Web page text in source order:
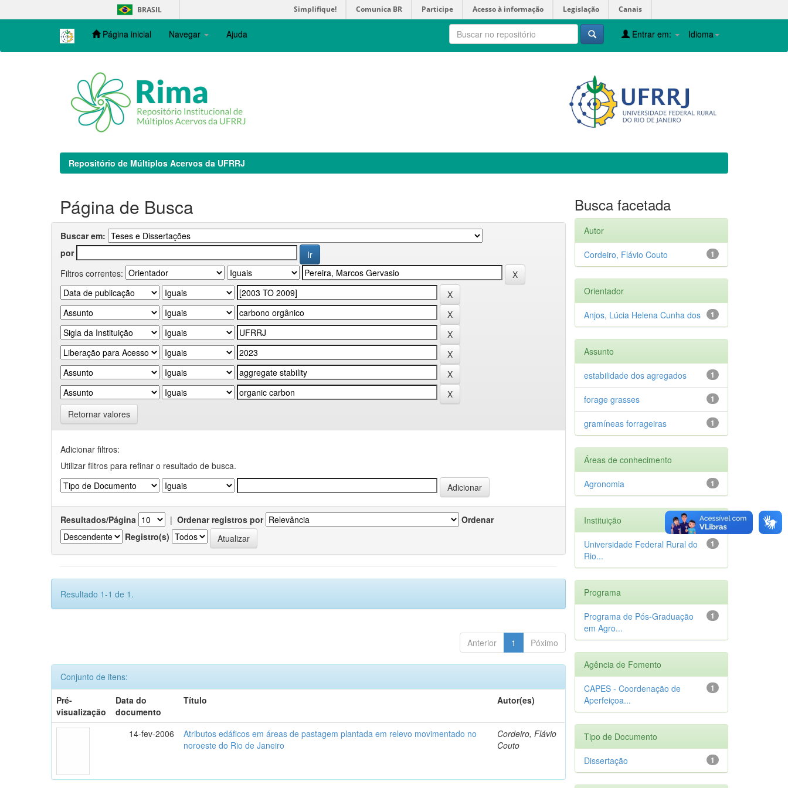
navigation
BRASIL Simplifique! Comunica BR Participe Acesso à informação Legislação Canais
Página inicial Navegar Ajuda Idioma
Entrar em:
Repositório de Múltiplos Acervos da UFRRJ
Página de Busca
Buscar em:
por
Filtros correntes:
Retornar valores
Adicionar filtros:
Utilizar filtros para refinar o resultado de busca.
Resultados/Página | Ordenar registros por
Ordenar
Registro(s)
Resultado 1-1 de 1.
Anterior 1 Póximo
Conjunto de itens:
Pré-
visualização
Data do
documento
Título Autor(es)
14-fev-2006
Atributos edáficos em áreas de pastagem plantada em relevo movimentado no
noroeste do Rio de Janeiro
Cordeiro, Flávio
Couto
Busca facetada
Autor
1
Cordeiro, Flávio Couto
Orientador
1
Anjos, Lúcia Helena Cunha dos
Assunto
1
estabilidade dos agregados
1
forage grasses
1
gramíneas forrageiras
Áreas de conhecimento
1
Agronomia
Instituição
1
Universidade Federal Rural do
Rio...
Programa
1
Programa de Pós-Graduação
em Agro...
Agência de Fomento
1
CAPES - Coordenação de
Aperfeiçoa...
Tipo de Documento
1
Dissertação